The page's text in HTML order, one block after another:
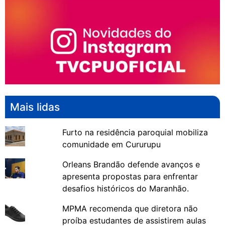
Mais lidas
Furto na residência paroquial mobiliza
comunidade em Cururupu
Orleans Brandão defende avanços e
apresenta propostas para enfrentar
desafios históricos do Maranhão.
MPMA recomenda que diretora não
proíba estudantes de assistirem aulas